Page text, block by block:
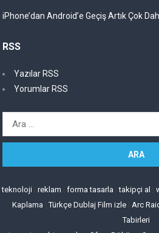
iPhone’dan Android’e Geçiş Artık Çok
RSS
Yazılar RSS
Yorumlar RSS
Arama:
teknoloji reklam forma tasarla |takipçi al
Kaplama |Türkçe Dublaj Film izle| Arc
Tabirleri